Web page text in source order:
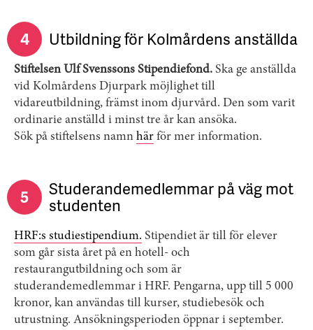
4 Utbildning för Kolmårdens anställda
Stiftelsen Ulf Svenssons Stipendiefond. Ska ge anställda
vid Kolmårdens Djurpark möjlighet till
vidareutbildning, främst inom djurvård. Den som varit
ordinarie anställd i minst tre år kan ansöka.
Sök på stiftelsens namn här för mer information.
5 Studerandemedlemmar på väg mot
studenten
HRF:s studiestipendium. Stipendiet är till för elever
som går sista året på en hotell- och
restaurangutbildning och som är
studerandemedlemmar i HRF. Pengarna, upp till 5 000
kronor, kan användas till kurser, studiebesök och
utrustning. Ansökningsperioden öppnar i september.